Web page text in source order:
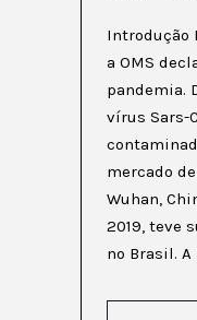
Introdução
a OMS
pandemia.
vírus Sars-
mercado
Wuhan,
2019, teve
no Brasil. A